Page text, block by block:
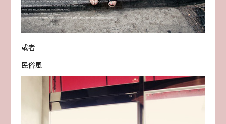
或者
民俗風